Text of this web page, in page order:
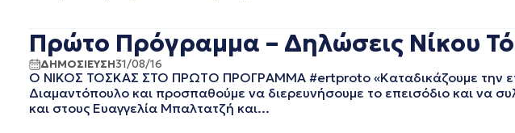
ΙΟΥΛΙΟΣ 2024
ΜΑΙΟΣ 2024
ΑΠΡΙΛΙΟΣ 2024
ΜΑΡΤΙΟΣ 2024
Πρώτο Πρόγραμμα – Δηλώσεις Νίκου
ΔΗΜΟΣΙΕΥΣΗ31/08/16
Ο ΝΙΚΟΣ ΤΟΣΚΑΣ ΣΤΟ ΠΡΩΤO ΠΡΟΓΡΑΜΜΑ #ertproto «Καταδικάζουμε την
Διαμαντόπουλο και προσπαθούμε να διερευνήσουμε το επεισόδιο και να
και στους Ευαγγελία Μπαλτατζή και...